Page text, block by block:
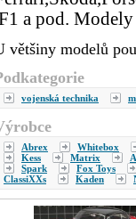
a pod.
většiny modelů
vojenská technika
Abrex
Whitebox
Kess
Matrix
Spark
Fox Toys
ClassiXXs
Kaden